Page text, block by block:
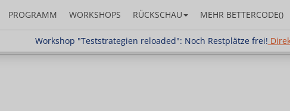
PROGRAMM WORKSHOPS RÜCKSCHAU MEHR BETTERCODE()
Workshop "Teststrategien reloaded": Noch Restplätze frei!
Workshop "Teststrategien reloaded": Noch Restplätze frei!